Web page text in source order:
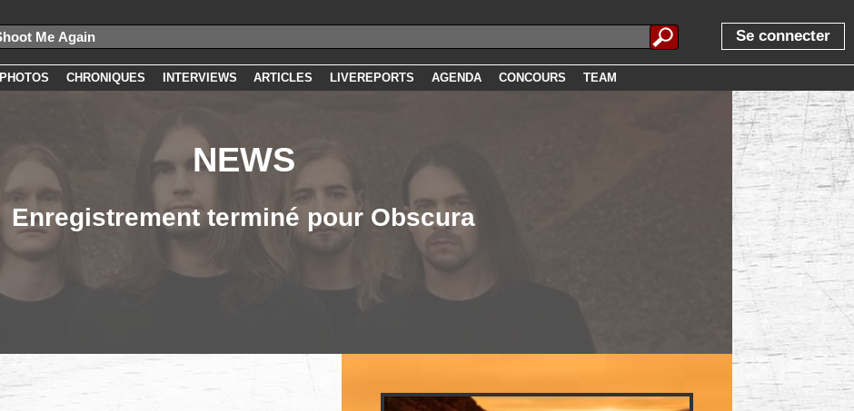
Se connecter
PHOTOS CHRONIQUES INTERVIEWS ARTICLES LIVEREPORTS AGENDA CONCOURS TEAM
NEWS
Enregistrement terminé pour Obscura